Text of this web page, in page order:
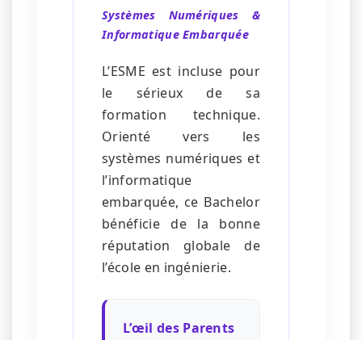
Systèmes Numériques &
Informatique Embarquée
L’ESME est incluse pour
le sérieux de sa
formation technique.
Orienté vers les
systèmes numériques et
l’informatique
embarquée, ce Bachelor
bénéficie de la bonne
réputation globale de
l’école en ingénierie.
L’œil des Parents